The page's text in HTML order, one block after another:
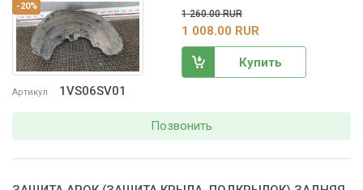
-20%
Артикул 1VS06SV01
1 260.00 RUR
1 008.00 RUR
Купить
Позвонить